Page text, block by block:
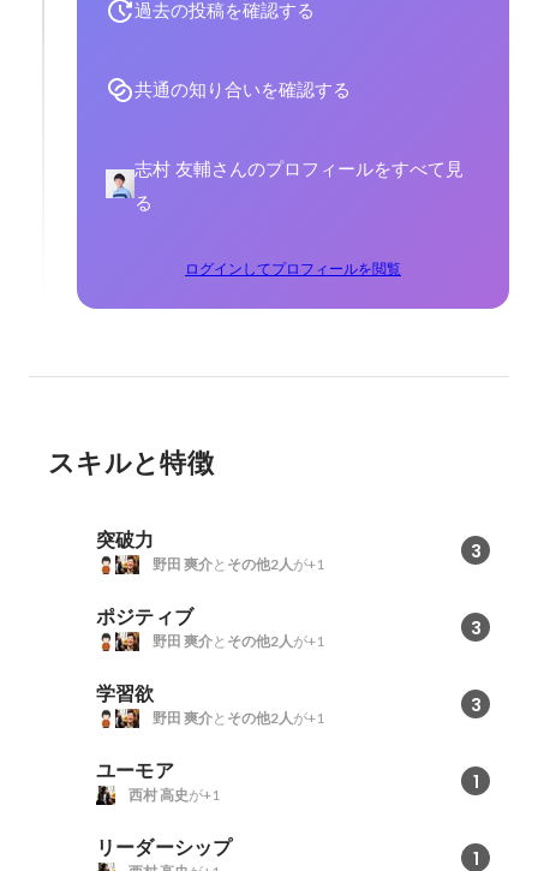
過去の投稿を確認する
共通の知り合いを確認する
志村 友輔さんのプロフィールをすべて見
る
ログインしてプロフィールを閲覧
スキルと特徴
突破力 3
野田 爽介と その他2人が+1
ポジティブ 3
野田 爽介と その他2人が+1
学習欲 3
野田 爽介と その他2人が+1
ユーモア 1
西村 高史が+1
リーダーシップ 1